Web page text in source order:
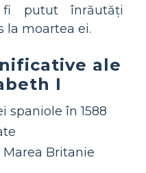
putut înrăutăți
la moartea ei.
ale
I
spaniole în 1588
Britanie